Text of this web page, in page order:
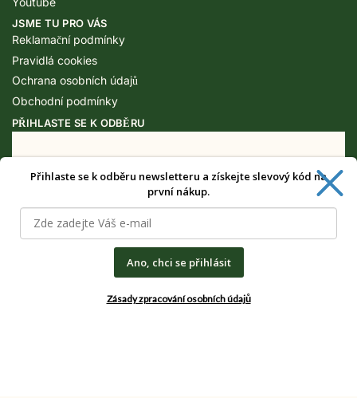
JSME TU PRO VÁS
Reklamační podmínky
Pravidlá cookies
Ochrana osobních údajů
Obchodní podmínky
PŘIHLASTE SE K ODBĚRU
Získejte speciální výhody pouze pro
odběratele newsletteru.
CHCI SPECIÁLNÍ VÝHODY
Přihlaste se k odběru newsletteru a získejte slevový kód na
první nákup.
Ano, chci se přihlásit
Zásady zpracování osobních údajů